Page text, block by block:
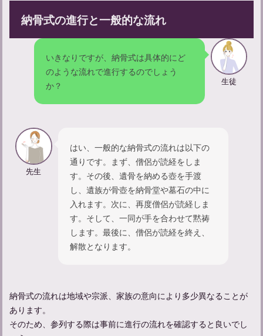
亡くなることについて：類義語との違いや意味、使い方を学ぶ
納骨式の進行と一般的な流れ
いきなりですが、納骨式は具体的にど
のような流れで進行するのでしょう
か？
生徒
先生
はい、一般的な納骨式の流れは以下の
通りです。まず、僧侶が読経をしま
す。その後、遺骨を納める壺を手渡
し、遺族が骨壺を納骨堂や墓石の中に
入れます。次に、再度僧侶が読経しま
す。そして、一同が手を合わせて黙祷
します。最後に、僧侶が読経を終え、
解散となります。
納骨式の流れは地域や宗派、家族の意向により多少異なることが
あります。
そのため、参列する際は事前に進行の流れを確認すると良いでし